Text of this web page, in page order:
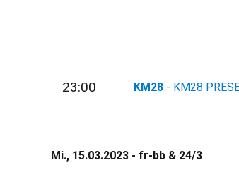
23:00 KM28 - KM28
Mi., 15.03.2023 - fr-bb & 24/3